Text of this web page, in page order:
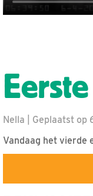
Nella | Geplaatst op
Vandaag het vierde